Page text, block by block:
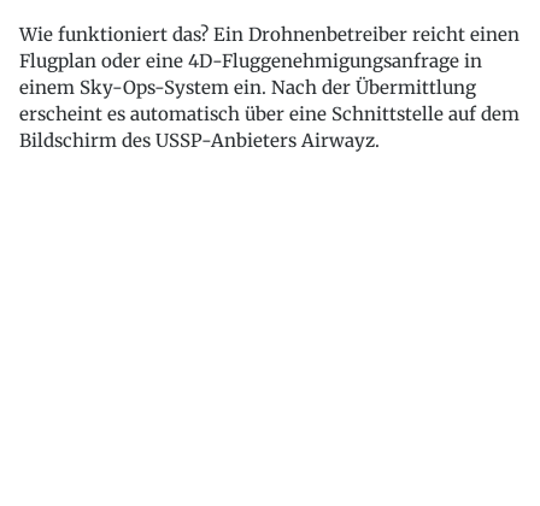
Wie funktioniert das? Ein Drohnenbetreiber reicht einen
Flugplan oder eine 4D-Fluggenehmigungsanfrage in
einem Sky-Ops-System ein. Nach der Übermittlung
erscheint es automatisch über eine Schnittstelle auf dem
Bildschirm des USSP-Anbieters Airwayz.